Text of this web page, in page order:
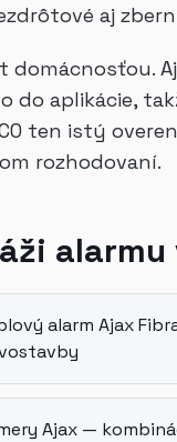
aj
domácnosťou.
do aplikácie,
ten istý
rozhodovaní.
alarmu
alarm Ajax
Ajax —